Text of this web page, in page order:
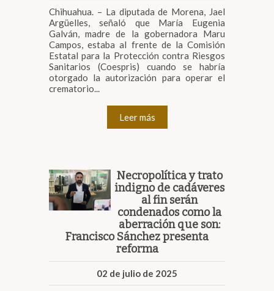
Chihuahua. – La diputada de Morena, Jael
Argüelles, señaló que María Eugenia
Galván, madre de la gobernadora Maru
Campos, estaba al frente de la Comisión
Estatal para la Protección contra Riesgos
Sanitarios (Coespris) cuando se habría
otorgado la autorización para operar el
crematorio...
Leer más
Necropolítica y trato
indigno de cadáveres
al fin serán
condenados como la
aberración que son:
Francisco Sánchez presenta
reforma
02 de julio de 2025